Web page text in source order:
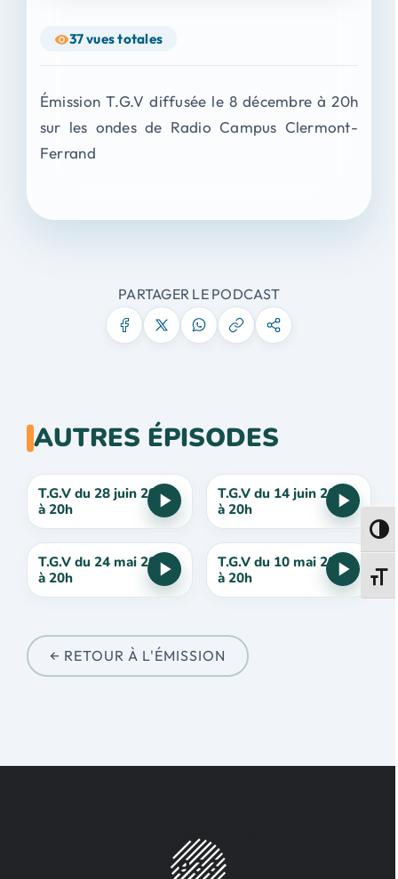
37vues totales
Émission T.G.V diffusée le 8 décembre à 20h
sur les ondes de Radio Campus Clermont-
Ferrand
PARTAGER LE PODCAST
AUTRES ÉPISODES
T.G.V du 28 juin 2024
à 20h
T.G.V du 14 juin 2024
à 20h
T.G.V du 24 mai 2024
à 20h
T.G.V du 10 mai 2024
à 20h
← RETOUR À L'ÉMISSION